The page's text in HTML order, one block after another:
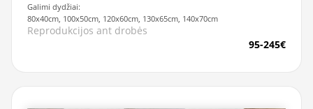
Galimi dydžiai:
80x40cm, 100x50cm, 120x60cm, 130x65cm, 140x70cm
Reprodukcijos ant drobės
95-245€